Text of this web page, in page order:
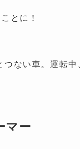
とに！
ない車。運転
マー